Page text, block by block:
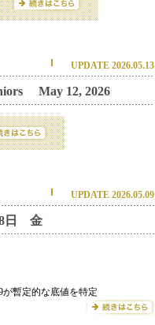
UPDATE 2026.05.13
May 12, 2026
UPDATE 2026.05.09
8日 金
暫定的な底値を特定